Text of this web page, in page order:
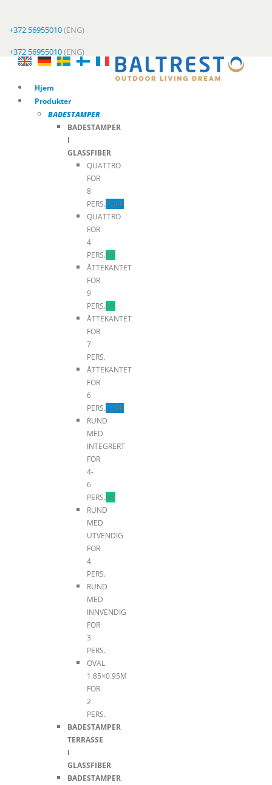
+372 56955010(ENG)
+372 56955010(ENG)
Hjem
Produkter
BADESTAMPER
BADESTAMPER
I
GLASSFIBER
QUATTRO
FOR
8
PERS.TOPP
QUATTRO
FOR
4
PERS.NY
ÅTTEKANTET
FOR
9
PERS.NY
ÅTTEKANTET
FOR
7
PERS.
ÅTTEKANTET
FOR
6
PERS.TOPP
RUND
MED
INTEGRERT
FOR
4-
6
PERS.NY
RUND
MED
UTVENDIG
FOR
4
PERS.
RUND
MED
INNVENDIG
FOR
3
PERS.
OVAL
1.85×0.95M
FOR
2
PERS.
BADESTAMPER
TERRASSE
I
GLASSFIBER
BADESTAMPER